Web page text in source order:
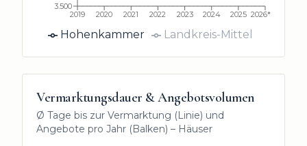
2019 2020 2021 2022 2023 2024 2025 2026*
3.500
Hohenkammer Landkreis-Mittel
Vermarktungsdauer & Angebotsvolumen
Ø Tage bis zur Vermarktung (Linie) und
Angebote pro Jahr (Balken) – Häuser